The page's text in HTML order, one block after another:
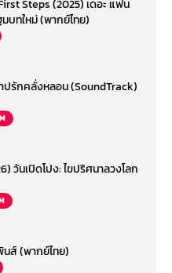
Steps (2025) เดอะ แฟน
บทใหม่ (พากย์ไทย)
ปรักคลั่งหลอน (SoundTrack)
วันเปิดโปง: ไขปริศนาลวงโลก
นส์ (พากย์ไทย)